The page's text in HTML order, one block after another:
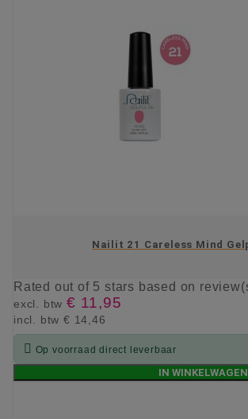
Nailit 21 Careless Mind
Rated out of 5 stars based on
excl. btw € 11,95
incl. btw € 14,46
 Op voorraad direct leverbaar
IN WINKELWAGEN